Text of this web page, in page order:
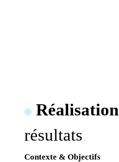
Réalisation
résultats.
Contexte & Objectifs